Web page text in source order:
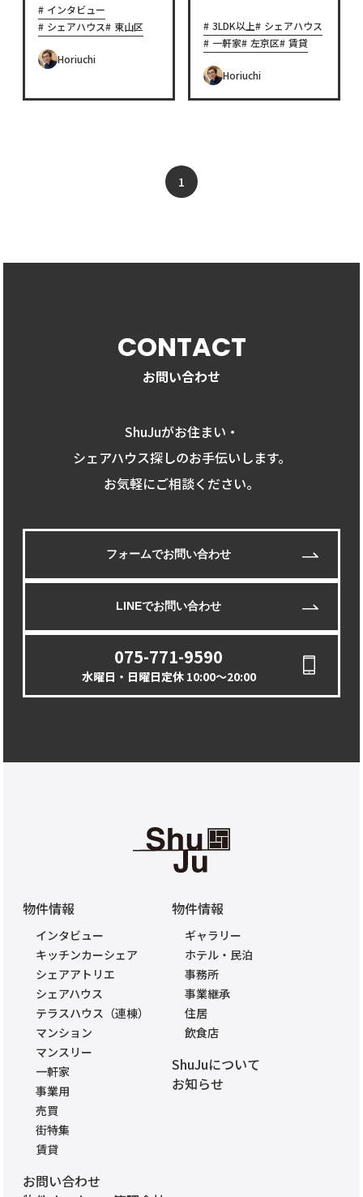
インタビュー
シェアハウス
東山区
Horiuchi
3LDK以上
シェアハウス
一軒家
左京区 賃貸
Horiuchi
1
CONTACT
お問い合わせ
ShuJuがお住まい・
シェアハウス探しのお手伝いします。
お気軽にご相談ください。
フォームでお問い合わせ
LINEでお問い合わせ
075-771-9590
水曜日・日曜日定休 10:00〜20:00
物件情報
インタビュー
キッチンカーシェア
シェアアトリエ
シェアハウス
テラスハウス（連棟）
マンション
マンスリー
一軒家
事業用
売買
街特集
賃貸
物件情報
ギャラリー
ホテル・民泊
事務所
事業継承
住居
飲食店
ShuJuについて
お知らせ
お問い合わせ